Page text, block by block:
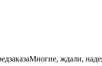
Многие, ждали,